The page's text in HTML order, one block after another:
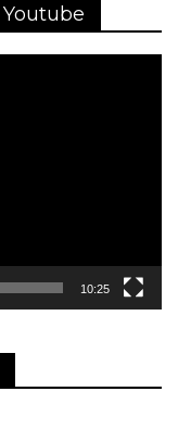
10:25